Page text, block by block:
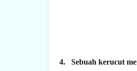
= 22/7 x
= 33
= 33 x
4. Sebuah kerucut